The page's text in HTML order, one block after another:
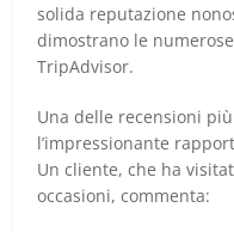
solida reputazione
dimostrano le
TripAdvisor.
Una delle recensioni
l’impressionante
Un cliente, che ha
occasioni, commenta: